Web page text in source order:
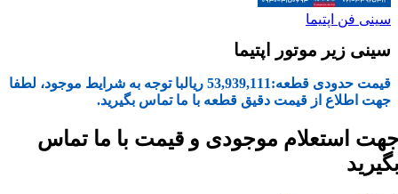
سینی فن اپتیما
سینی زیر موتور اپتیما
قیمت حدودی قطعه:53,939,111 ریالبا توجه به شرایط موجود، لطفا
جهت اطلاع از قیمت دقیق قطعه با ما تماس بگیرید.
استعلام موجودی و قیمت با ما تماس